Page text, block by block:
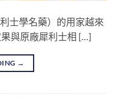
士學名藥）的用家越來
與原廠犀利士相 […]
→